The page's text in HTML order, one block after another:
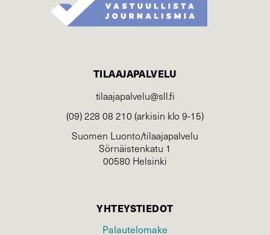
TILAAJAPALVELU
tilaajapalvelu@sll.fi
(09) 228 08 210 (arkisin klo 9-15)
Suomen Luonto/tilaajapalvelu
Sörnäistenkatu 1
00580 Helsinki
YHTEYSTIEDOT
Palautelomake